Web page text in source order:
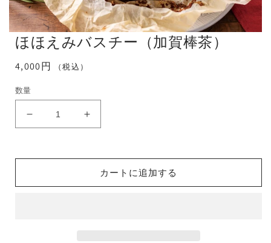
ほほえみバスチー（加賀棒茶）
通
価
4,000円 （税込）
数量
ほ
カートに追加する